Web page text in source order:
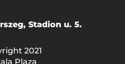
Stadion u. 5.
2021
Plaza